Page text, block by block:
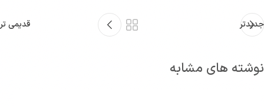
جدیدتر قدیمی تر
نوشته های مشابه